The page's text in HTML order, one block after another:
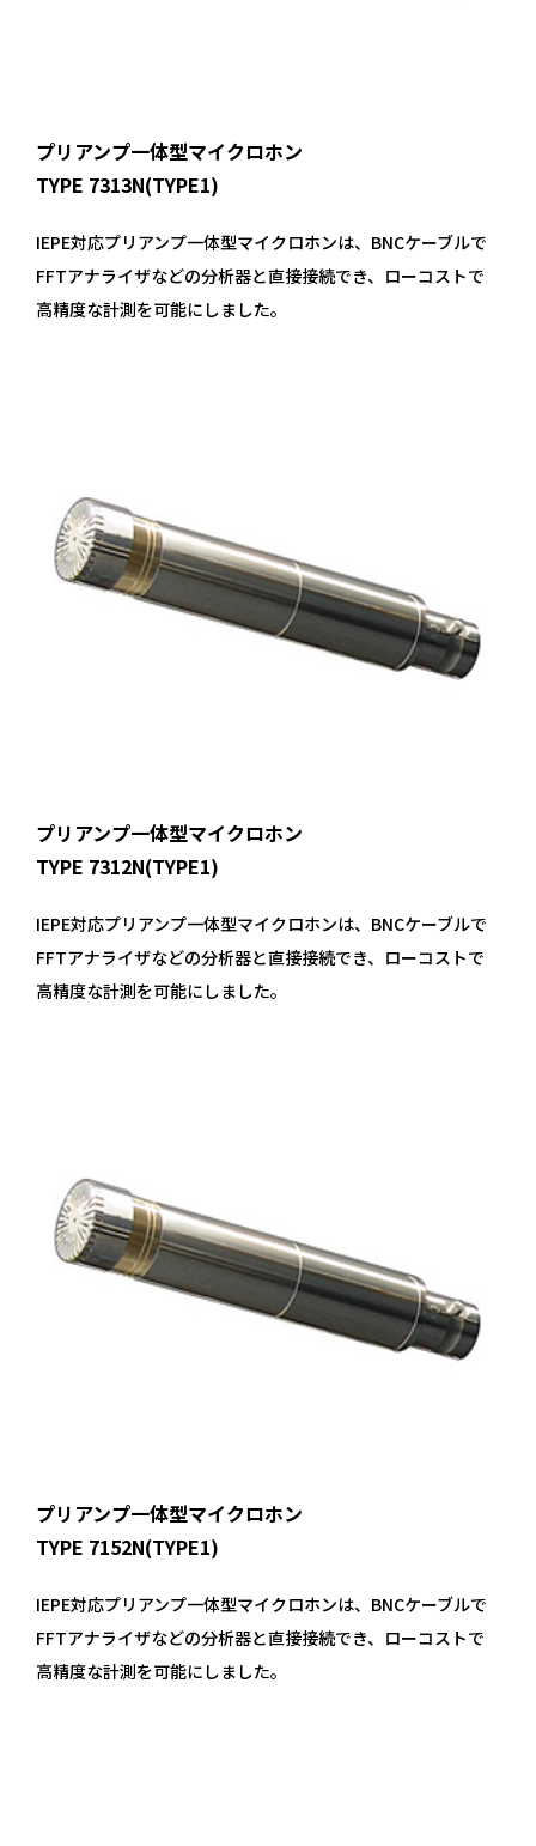
プリアンプ一体型マイクロホン
TYPE 7313N(TYPE1)
IEPE対応プリアンプ一体型マイクロホンは、BNCケーブルで
FFTアナライザなどの分析器と直接接続でき、ローコストで
高精度な計測を可能にしました。
プリアンプ一体型マイクロホン
TYPE 7312N(TYPE1)
IEPE対応プリアンプ一体型マイクロホンは、BNCケーブルで
FFTアナライザなどの分析器と直接接続でき、ローコストで
高精度な計測を可能にしました。
プリアンプ一体型マイクロホン
TYPE 7152N(TYPE1)
IEPE対応プリアンプ一体型マイクロホンは、BNCケーブルで
FFTアナライザなどの分析器と直接接続でき、ローコストで
高精度な計測を可能にしました。